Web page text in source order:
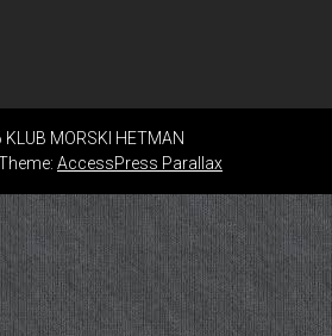
MORSKI HETMAN
AccessPress Parallax